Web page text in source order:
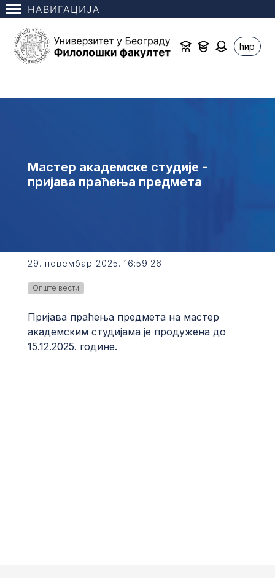
НАВИГАЦИЈА
ћир
Мастер академске студије -
пријава праћења предмета
29. новембар 2025. 16:59:26
Опште вести
Пријава праћења предмета на мастер
академским студијама је продужена до
15.12.2025. године.